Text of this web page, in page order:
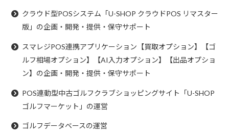
クラウド型POSシステム「U-SHOP クラウドPOS リマスター
版」の企画・開発・提供・保守サポート
スマレジPOS連携アプリケーション【買取オプション】【ゴ
ルフ相場オプション】【AI入力オプション】【出品オプショ
ン】の企画・開発・提供・保守サポート
POS連動型中古ゴルフクラブショッピングサイト「U-SHOP
ゴルフマーケット」の運営​
ゴルフデータベースの運営